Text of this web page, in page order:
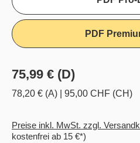
PDF
75,99 € (D)
78,20 € (A) 95,00 CHF (CH)
Preise inkl. MwSt. zzgl.
kostenfrei ab 15 €*)